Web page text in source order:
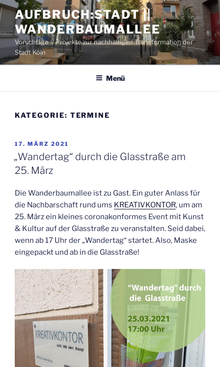
Zum
Inhalt
springen
AUFBRUCH:STADT ||
WANDERBAUMALLEE
Vorschläge // Projekte zur nachhaltigen Transformation der
Stadt Köln
Menü
KATEGORIE: TERMINE
VERÖFFENTLICHT
AM
17. MÄRZ 2021
„Wan­der­tag“ durch die Glas­stra­ße am
25. März
Die Wan­der­baum­al­lee ist zu Gast. Ein guter Anlass für
die Nach­bar­schaft rund ums KREA­TIV­KON­TOR, um am
25. März ein klei­nes coro­na­kon­for­mes Event mit Kunst
& Kul­tur auf der Glas­stra­ße zu ver­an­stal­ten. Seid dabei,
wenn ab 17 Uhr der „Wan­der­tag“ star­tet. Also, Mas­ke
ein­ge­packt und ab in die Glasstraße!